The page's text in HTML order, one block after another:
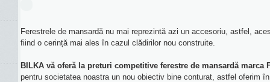
Ferestrele de mansardă nu mai reprezintă azi un accesoriu, astfel,
fiind o cerință mai ales în cazul clădirilor nou construite.
BILKA vă oferă la preturi competitive ferestre de mansardă marca
pentru societatea noastra un nou obiectiv bine conturat, astfel oferim